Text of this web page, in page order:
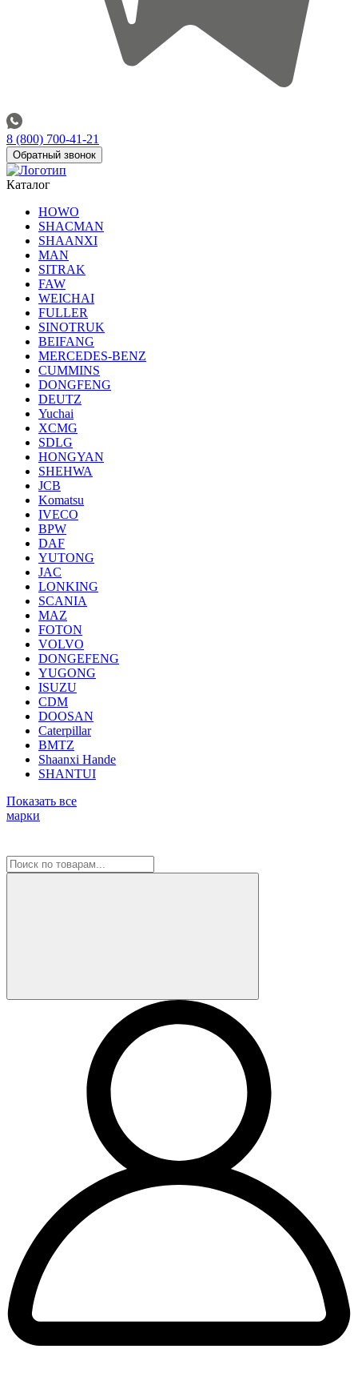
8 (800) 700-41-21
Обратный звонок
Каталог
HOWO
SHACMAN
SHAANXI
MAN
SITRAK
FAW
WEICHAI
FULLER
SINOTRUK
BEIFANG
MERCEDES-BENZ
CUMMINS
DONGFENG
DEUTZ
Yuchai
XCMG
SDLG
HONGYAN
SHEHWA
JCB
Komatsu
IVECO
BPW
DAF
YUTONG
JAC
LONKING
SCANIA
MAZ
FOTON
VOLVO
DONGEFENG
YUGONG
ISUZU
CDM
DOOSAN
Caterpillar
BMTZ
Shaanxi Hande
SHANTUI
Показать все
марки